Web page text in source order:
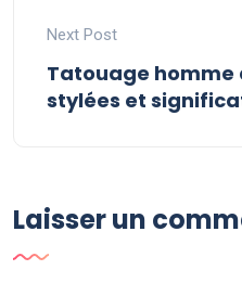
Next Post
Tatouage
stylées et
Laisser un